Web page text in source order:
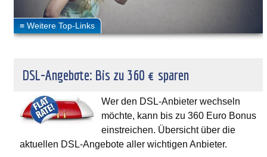
DSL-Angebote: Bis zu 360 € sparen
Wer den DSL-Anbieter wechseln
möchte, kann bis zu 360 Euro Bonus
einstreichen. Übersicht über die
aktuellen DSL-Angebote aller wichtigen Anbieter.